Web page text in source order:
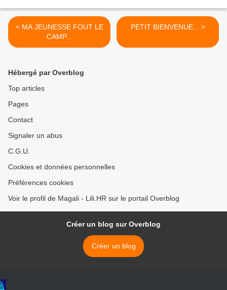
< MA JEUNESSE FOUT LE
CAMP...
PETIT BIENVENUE... >
Hébergé par Overblog
Top articles
Pages
Contact
Signaler un abus
C.G.U.
Cookies et données personnelles
Préférences cookies
Voir le profil de Magali - Lili.HR sur le portail Overblog
Créer un blog sur Overblog
Créer un blog